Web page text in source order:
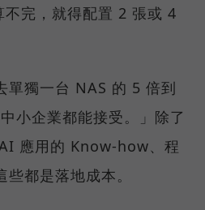
完，就得配置 2 張或 4
單獨一台 NAS 的 5 倍到
小企業都能接受。」除了
應用的 Know-how、程
都是落地成本。